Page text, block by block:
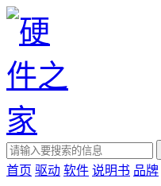
首页 驱动 软件 说明书 品牌